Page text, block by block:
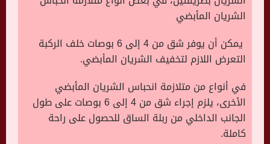
الشريان المأبضي
يمكن أن يوفر شق من 4 إلى 6 بوصات خلف الركبة
التعرض اللازم لتخفيف الشريان المأبضي.
في أنواع من متلازمة انحباس الشريان المأبضي
الأخرى، يلزم إجراء شق من 4 إلى 6 بوصات على طول
الجانب الداخلي من ربلة الساق للحصول على راحة
كاملة.